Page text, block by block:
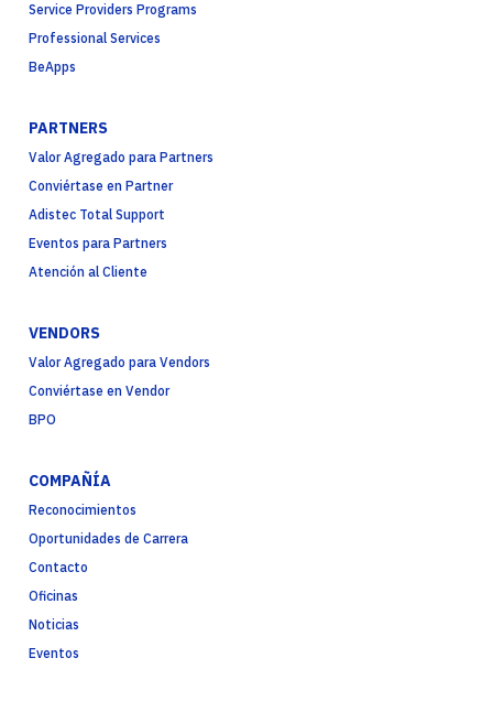
Service Providers Programs
Professional Services
BeApps
PARTNERS
Valor Agregado para Partners
Conviértase en Partner
Adistec Total Support
Eventos para Partners
Atención al Cliente
VENDORS
Valor Agregado para Vendors
Conviértase en Vendor
BPO
COMPAÑÍA
Reconocimientos
Oportunidades de Carrera
Contacto
Oficinas
Noticias
Eventos